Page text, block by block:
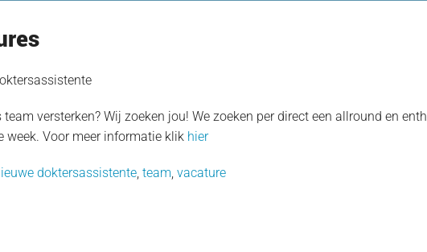
team versterken? Wij zoeken jou! We zoeken per direct een allround en
week. Voor meer informatie klik hier
doktersassistente, team, vacature